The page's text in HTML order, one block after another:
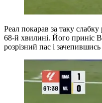
Реал покарав за таку
68-й хвилині. Його приніс
розрізний пас і